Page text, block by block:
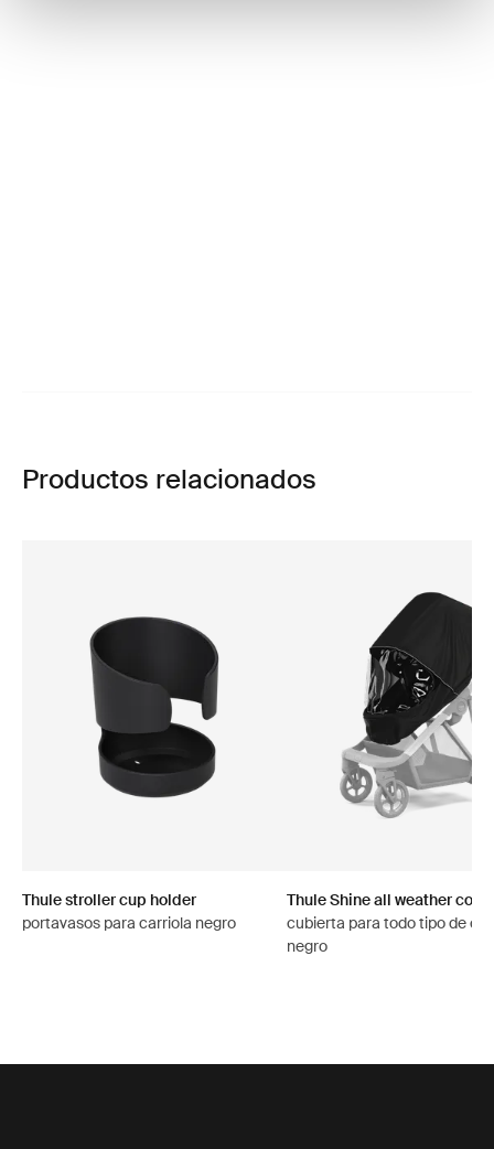
Productos relacionados
Thule stroller cup holder
portavasos para carriola negro
Thule Shine all weather cover
cubierta para todo tipo de
negro